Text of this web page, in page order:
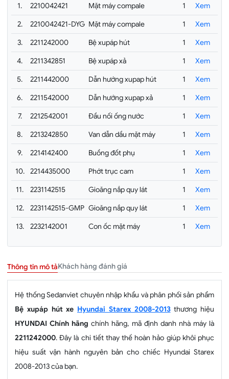
1.
2210042421 Mặt máy compale 1
Xem
2.
2210042421-DYG Mặt máy compale 1
Xem
3.
2211242000 Bệ xupáp hút 1
Xem
4.
2211342851 Bệ xupáp xả 1
Xem
5.
2211442000 Dẫn hướng xupap hút 1
Xem
6.
2211542000 Dẫn hướng xupap xả 1
Xem
7.
2212542001 Đầu nối ống nước 1
Xem
8.
2213242850 Van dẫn dầu mặt máy 1
Xem
9.
2214142400 Buồng đốt phụ 1
Xem
10.
2214435000 Phớt trục cam 1
Xem
11.
2231142515 Gioăng nắp quy lát 1
Xem
12.
2231142515-GMP Gioăng nắp quy lát 1
Xem
13.
2232142001 Con ốc mặt máy 1 Xem
Thông tin mô tảKhách hàng đánh giá
Hệ thống Sedanviet chuyên nhập khẩu và phân phối sản phẩm
Bệ xupáp hút xe Hyundai Starex 2008-2013thương hiệu
HYUNDAI Chính hãng chính hãng, mã định danh nhà máy là
2211242000. Đây là chi tiết thay thế hoàn hảo giúp khôi phục
hiệu suất vận hành nguyên bản cho chiếc Hyundai Starex
2008-2013 của bạn.